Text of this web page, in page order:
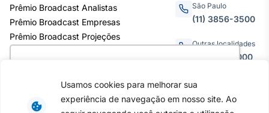
como você interage em nosso site e
personalizar conteúdo. Ao utilizar este site, você
Usamos cookies para melhorar sua
experiência de navegação em nosso site. Ao
Prêmio Broadcast Analistas
Prêmio Broadcast Empresas
Prêmio Broadcast Projeções
São Paulo
(11) 3856-3500
Outras localidades
0800.011.3000
Av. Eng. Caetano Álvares, 55 - 3º e